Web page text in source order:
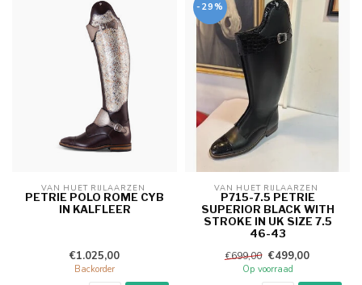
VAN HUET RIJLAARZEN
PETRIE POLO ROME CYB
IN KALFLEER
€1.025,00
Backorder
-29%
VAN HUET RIJLAARZEN
P715-7.5 PETRIE
SUPERIOR BLACK WITH
STROKE IN UK SIZE 7.5
46-43
€699,00 €499,00
Op voorraad